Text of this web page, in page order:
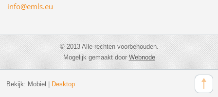
info@emls.eu
© 2013 Alle rechten voorbehouden.
Mogelijk gemaakt doorWebnode
Bekijk: Mobiel Desktop